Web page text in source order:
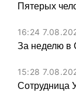
Пятерых
16:24
За неделю в
15:28
Сотрудница